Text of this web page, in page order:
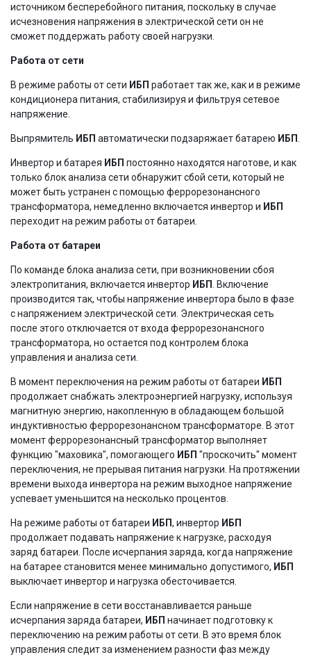
источником бесперебойного питания, поскольку в случае
исчезновения напряжения в электрической сети он не
сможет поддержать работу своей нагрузки.
Работа от сети
В режиме работы от сети ИБП работает так же, как и в режиме
кондиционера питания, стабилизируя и фильтруя сетевое
напряжение.
Выпрямитель ИБП автоматически подзаряжает батарею ИБП
Инвертор и батарея ИБП постоянно находятся наготове, и как
только блок анализа сети обнаружит сбой сети, который не
может быть устранен с помощью феррорезонансного
трансформатора, немедленно включается инвертор и ИБП
переходит на режим работы от батареи.
Работа от батареи
По команде блока анализа сети, при возникновении сбоя
электропитания, включается инвертор ИБП
. Включение
производится так, чтобы напряжение инвертора было в фазе
с напряжением электрической сети. Электрическая сеть
после этого отключается от входа феррорезонансного
трансформатора, но остается под контролем блока
управления и анализа сети.
В момент переключения на режим работы от батареи ИБП
продолжает снабжать электроэнергией нагрузку, используя
магнитную энергию, накопленную в обладающем большой
индуктивностью феррорезонансном трансформаторе. В этот
момент феррорезонансный трансформатор выполняет
функцию "маховика", помогающего ИБП "проскочить" момент
переключения, не прерывая питания нагрузки. На протяжении
времени выхода инвертора на режим выходное напряжение
успевает уменьшится на несколько процентов.
На режиме работы от батареи ИБП, инвертор ИБП
продолжает подавать напряжение к нагрузке, расходуя
заряд батареи. После исчерпания заряда, когда напряжение
на батарее становится менее минимально допустимого, ИБП
выключает инвертор и нагрузка обесточивается.
Если напряжение в сети восстанавливается раньше
исчерпания заряда батареи, ИБП начинает подготовку к
переключению на режим работы от сети. В это время блок
управления следит за изменением разности фаз между